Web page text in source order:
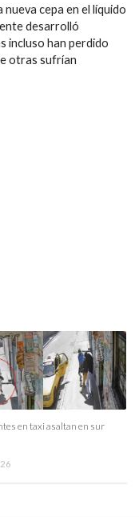
cepa en el líquido
desarrolló
incluso han perdido
otras sufrían
en taxi asaltan en sur